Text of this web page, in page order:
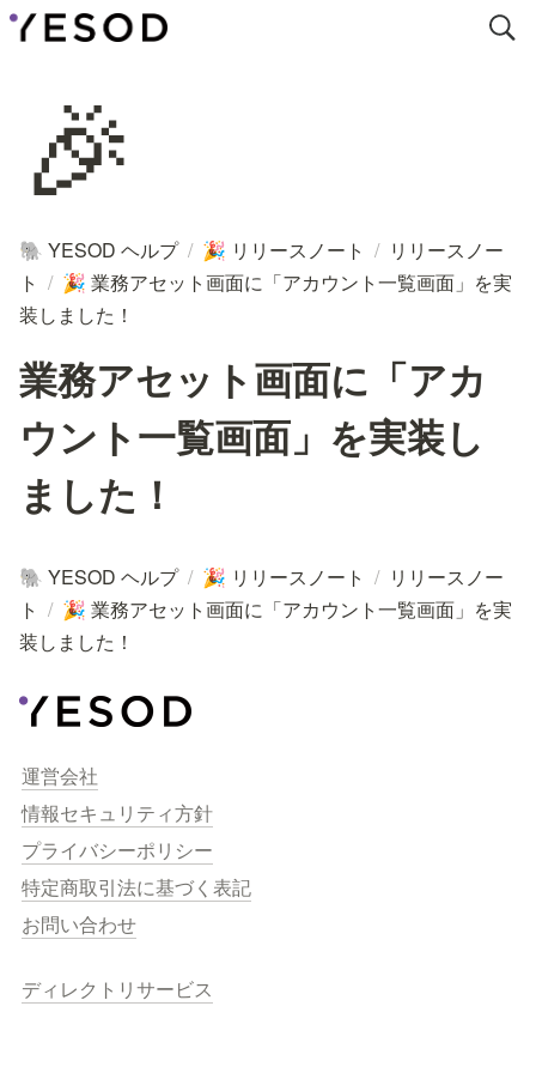
🎉
🐘 YESOD ヘルプ / 🎉 リリースノート / リリースノー
ト / 🎉 業務アセット画面に「アカウント一覧画面」を実
装しました！
業務アセット画面に「アカ
ウント一覧画面」を実装し
ました！
🐘 YESOD ヘルプ / 🎉 リリースノート / リリースノー
ト / 🎉 業務アセット画面に「アカウント一覧画面」を実
装しました！
運営会社
情報セキュリティ方針
プライバシーポリシー
特定商取引法に基づく表記
お問い合わせ
ディレクトリサービス